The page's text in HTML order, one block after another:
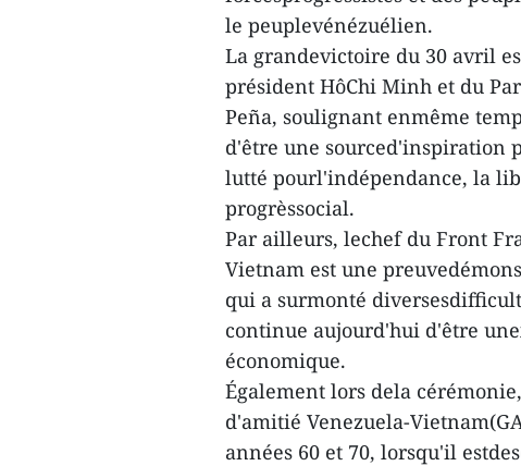
le peuplevénézuélien.
La grandevictoire du 30 avril
président HôChi Minh et du
Peña, soulignant enmême
d'être une sourced'inspiration
lutté pourl'indépendance, la
progrèssocial.
Par ailleurs, lechef du Front
Vietnam est une
qui a surmonté
continue aujourd'hui d'être
économique.
Également lors dela
d'amitié Venezuela-
années 60 et 70, lorsqu'il